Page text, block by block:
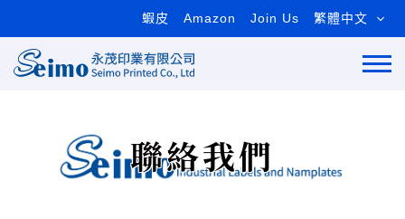
蝦皮 Amazon Join Us 繁體中文
聯絡我們